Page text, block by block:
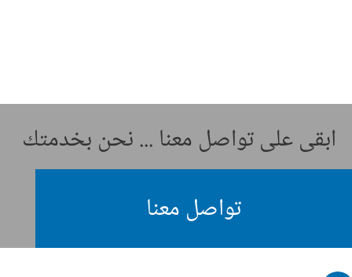
ابقى على تواصل معنا ... نحن بخدمتك
تواصل معنا